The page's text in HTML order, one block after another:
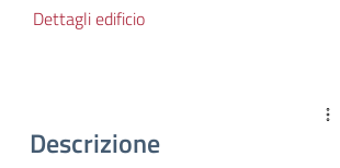
Dettagli edificio
Descrizione